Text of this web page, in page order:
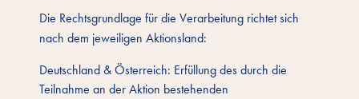
Die Rechtsgrundlage für die Verarbeitung richtet sich
nach dem jeweiligen Aktionsland:
Deutschland & Österreich: Erfüllung des durch die
Teilnahme an der Aktion bestehenden